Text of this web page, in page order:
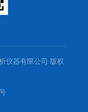
仪器有限公司 版权